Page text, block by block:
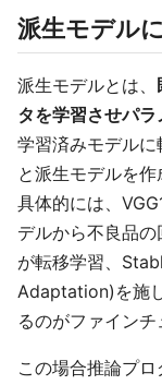
派生モデル
派生モデルとは、
タを学習させパ
学習済みモデル
と派生モデルを作
具体的には、
デルから不良品
が転移学習、
Adaptation)を施
るのがファインチ
この場合推論プ